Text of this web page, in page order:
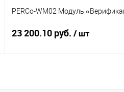
PERCo-WM02 Модуль
23 200.10 руб. / шт